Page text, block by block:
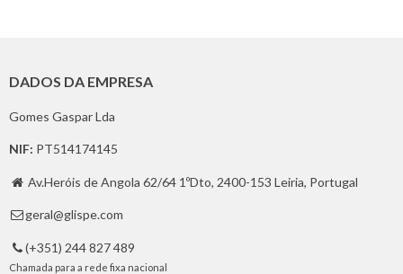
DADOS DA EMPRESA
Gomes Gaspar Lda
NIF: PT514174145
 Av.Heróis de Angola 62/64 1ºDto, 2400-153 Leiria, Portugal
 geral@glispe.com
 (+351) 244 827 489
Chamada para a rede fixa nacional